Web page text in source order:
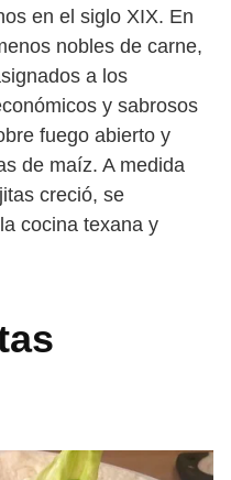
en el siglo XIX. En
nobles de carne,
a los
y sabrosos
fuego abierto y
de maíz. A medida
creció, se
cocina texana y